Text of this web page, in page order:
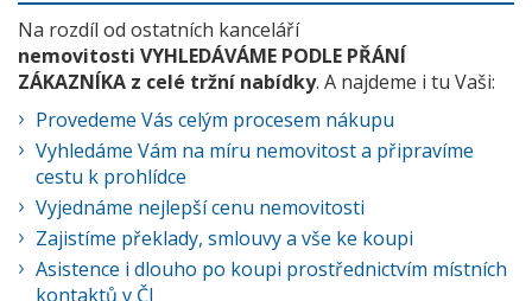
Na rozdíl od ostatních kanceláří
nemovitosti VYHLEDÁVÁME PODLE PŘÁNÍ
ZÁKAZNÍKA z celé tržní nabídky. A najdeme i tu Vaši:
Provedeme Vás celým procesem nákupu
Vyhledáme Vám na míru nemovitost a připravíme
cestu k prohlídce
Vyjednáme nejlepší cenu nemovitosti
Zajistíme překlady, smlouvy a vše ke koupi
Asistence i dlouho po koupi prostřednictvím místních
kontaktů v ČJ